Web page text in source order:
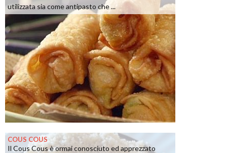
utilizzata sia come antipasto che ...
COUS COUS
Il Cous Cous è ormai conosciuto ed apprezzato